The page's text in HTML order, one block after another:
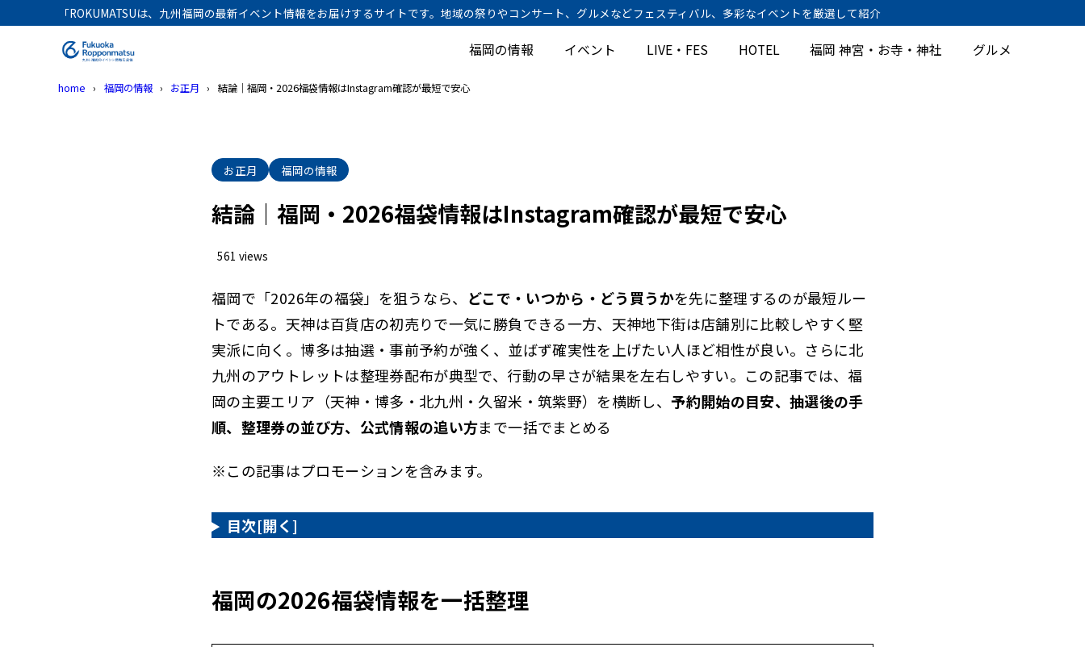
「ROKUMATSUは、九州福岡の最新イベント情報をお届けするサイトです。地域の祭りやコンサート、グルメなどフェスティバル、多彩なイベントを厳選して紹介
福岡の情報 イベント LIVE・FES HOTEL 福岡 神宮・お寺・神社 グルメ
home 福岡の情報 お正月 結論｜福岡・2026福袋情報はInstagram確認が最短で安心
お正月 福岡の情報
結論｜福岡・2026福袋情報はInstagram確認が最短で安心
561 views
福岡で「2026年の福袋」を狙うなら、 どこで・いつから・どう買うかを先に整理するのが最短ルー
トである。天神は百貨店の初売りで一気に勝負できる一方、天神地下街は店舗別に比較しやすく堅
実派に向く。博多は抽選・事前予約が強く、並ばず確実性を上げたい人ほど相性が良い。さらに北
九州のアウトレットは整理券配布が典型で、行動の早さが結果を左右しやすい。この記事では、福
岡の主要エリア（天神・博多・北九州・久留米・筑紫野）を横断し、予約開始の目安、抽選後の手
順、整理券の並び方、公式情報の追い方まで一括でまとめる
※この記事はプロモーションを含みます。
目次[開く]
福岡の2026福袋情報を一括整理
1.2 博多の福袋2026予約方法
1.3 北九州のアウトレット福袋2026
1.6 アミュプラザ博多の福袋2026
1.7 天神地下街の福袋2026一覧
2 福岡の2026福袋情報の予約と抽選
2.1 福袋2026の予約はいつから
2.3 福袋2026の整理券と並び方
2.4 記事の公式Instagram一覧